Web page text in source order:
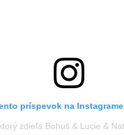
príspevok na Instagrame